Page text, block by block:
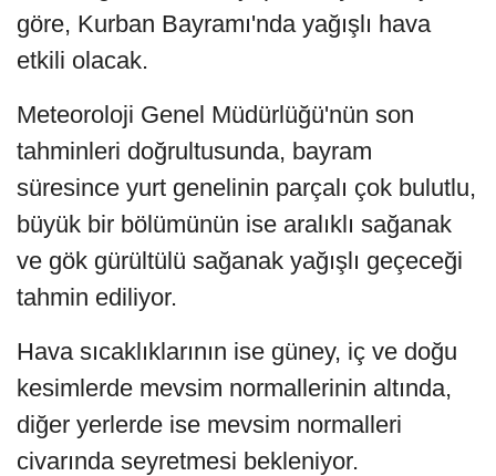
göre, Kurban Bayramı'nda yağışlı hava
etkili olacak.
Meteoroloji Genel Müdürlüğü'nün son
tahminleri doğrultusunda, bayram
süresince yurt genelinin parçalı çok bulutlu,
büyük bir bölümünün ise aralıklı sağanak
ve gök gürültülü sağanak yağışlı geçeceği
tahmin ediliyor.
Hava sıcaklıklarının ise güney, iç ve doğu
kesimlerde mevsim normallerinin altında,
diğer yerlerde ise mevsim normalleri
civarında seyretmesi bekleniyor.